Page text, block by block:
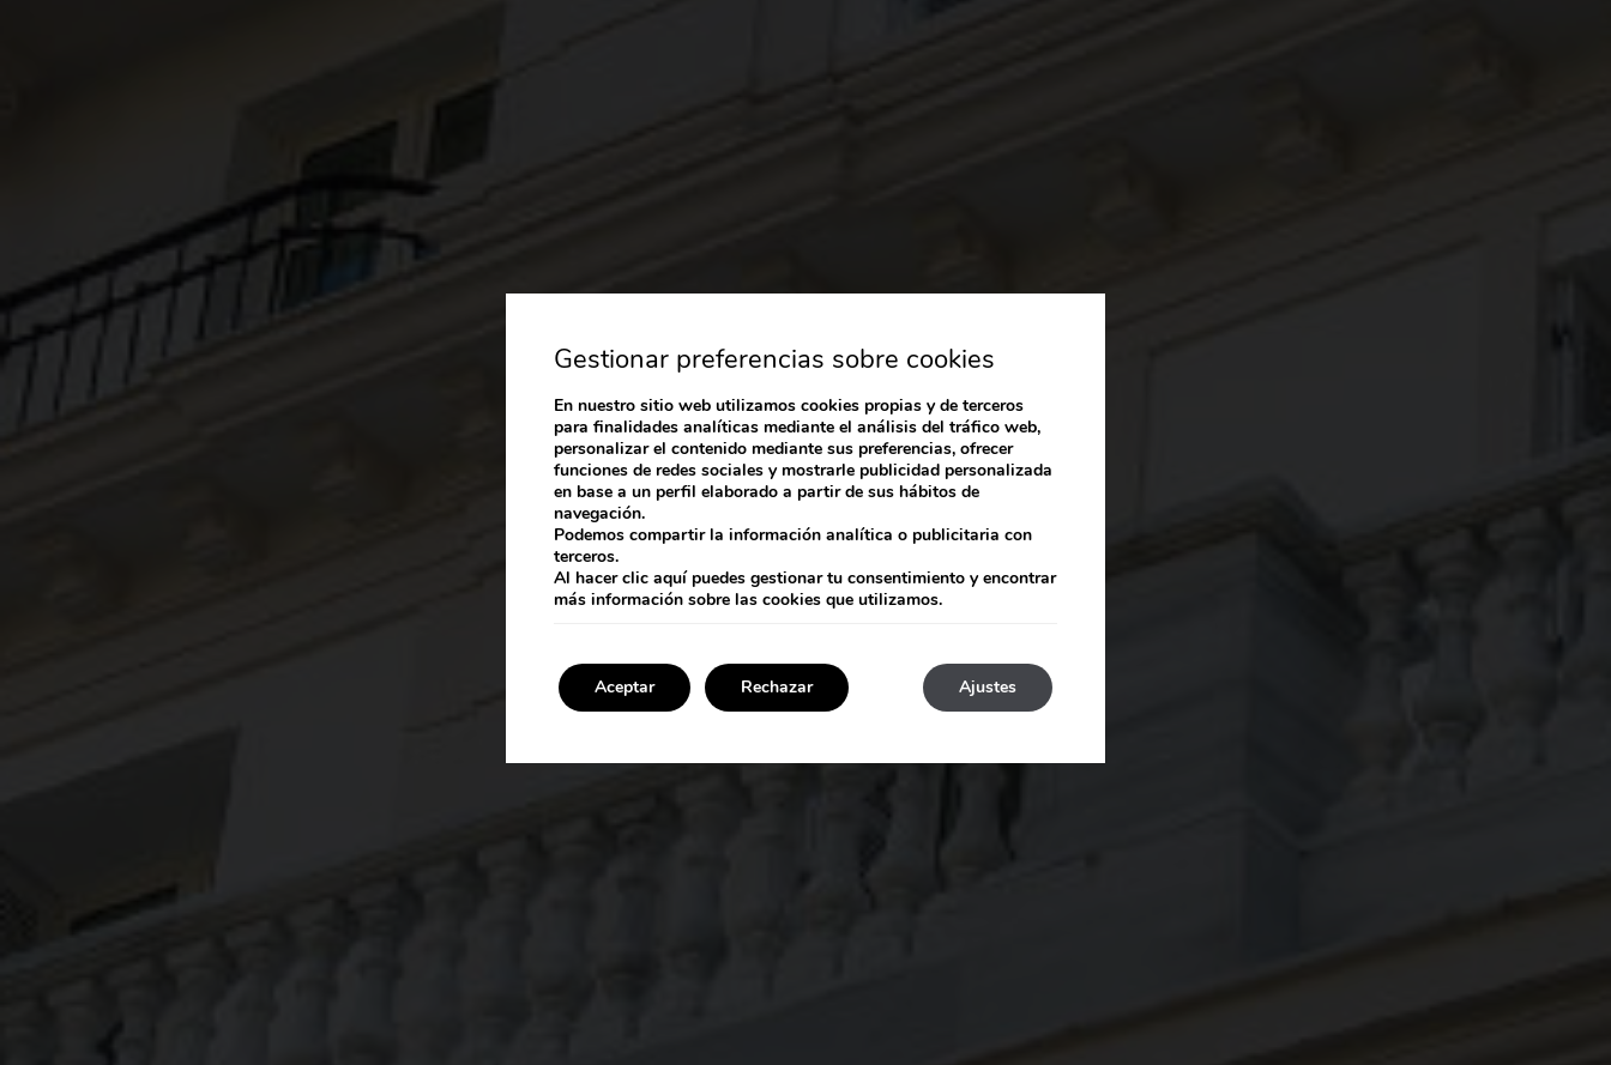
Gestionar preferencias sobre cookies
En nuestro sitio web utilizamos cookies propias y de terceros
para finalidades analíticas mediante el análisis del tráfico web,
personalizar el contenido mediante sus preferencias, ofrecer
funciones de redes sociales y mostrarle publicidad personalizada
en base a un perfil elaborado a partir de sus hábitos de
navegación.
Podemos compartir la información analítica o publicitaria con
terceros.
Al hacer clic aquípuedes gestionar tu consentimiento y encontrar
más información sobre las cookies que utilizamos.
Aceptar Ajustes
Rechazar